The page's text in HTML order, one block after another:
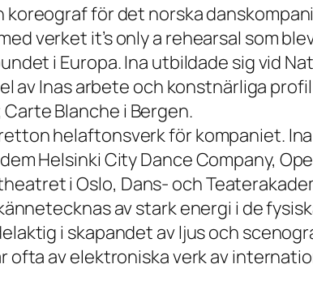
för det norska
verket it’s only a rehearsal som
i Europa. Ina utbildade sig vid
av Inas arbete och konstnärliga
Blanche i Bergen.
helaftonsverk för kompaniet.
Helsinki City Dance Company,
i Oslo, Dans- och
av stark energi i de
i skapandet av ljus och
ofta av elektroniska verk av